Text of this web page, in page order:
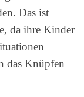
Das ist
da ihre Kinder
das Knüpfen